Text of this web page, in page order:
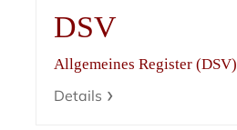
DSV
Allgemeines Register (DSV)
Details